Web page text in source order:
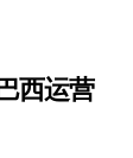
西运营